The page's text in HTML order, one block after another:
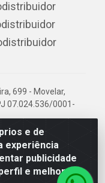
e de
experiência
publicidade
e melhorar a
699 - Movelar,
07.024.536/0001-